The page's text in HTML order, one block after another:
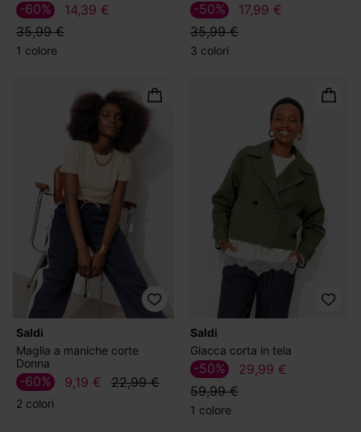
14,39 €
35,99 €
-60%
1 colore
17,99 €
35,99 €
-50%
3 colori
Saldi
Maglia a maniche corte
Donna
9,19 € 22,99 €
-60%
2 colori
Saldi
Giacca corta in tela
29,99 €
59,99 €
-50%
1 colore